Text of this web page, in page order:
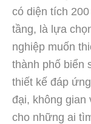
có diện tích
tầng, là lựa
nghiệp muốn
thành phố biển
thiết kế đáp
đại, không gian
cho những ai